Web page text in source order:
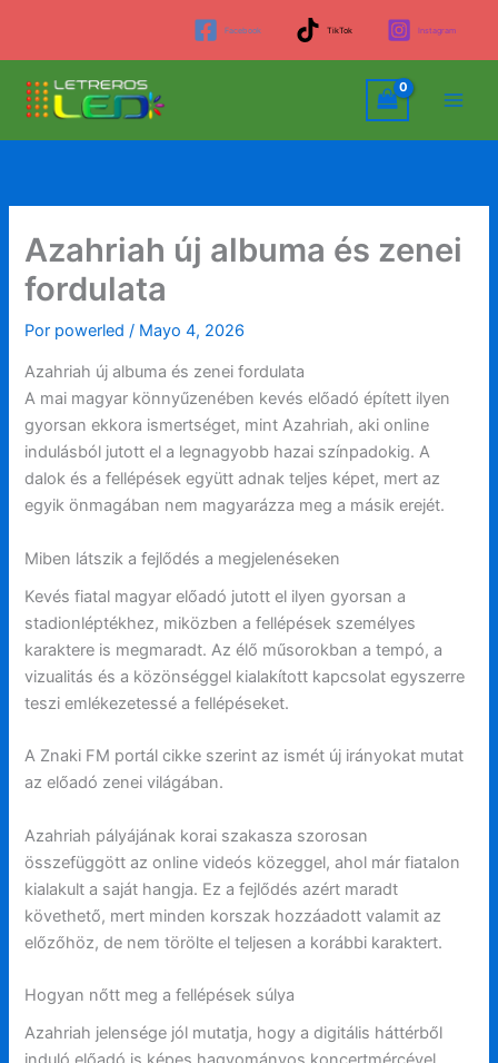
contenido
Facebook TikTok Instagram
Azahriah új albuma és zenei
fordulata
Por powerled/ Mayo 4, 2026
Azahriah új albuma és zenei fordulata
A mai magyar könnyűzenében kevés előadó épített ilyen
gyorsan ekkora ismertséget, mint Azahriah, aki online
indulásból jutott el a legnagyobb hazai színpadokig. A
dalok és a fellépések együtt adnak teljes képet, mert az
egyik önmagában nem magyarázza meg a másik erejét.
Miben látszik a fejlődés a megjelenéseken
Kevés fiatal magyar előadó jutott el ilyen gyorsan a
stadionléptékhez, miközben a fellépések személyes
karaktere is megmaradt. Az élő műsorokban a tempó, a
vizualitás és a közönséggel kialakított kapcsolat egyszerre
teszi emlékezetessé a fellépéseket.
A Znaki FM portál cikke szerint az ismét új irányokat mutat
az előadó zenei világában.
Azahriah pályájának korai szakasza szorosan
összefüggött az online videós közeggel, ahol már fiatalon
kialakult a saját hangja. Ez a fejlődés azért maradt
követhető, mert minden korszak hozzáadott valamit az
előzőhöz, de nem törölte el teljesen a korábbi karaktert.
Hogyan nőtt meg a fellépések súlya
Azahriah jelensége jól mutatja, hogy a digitális háttérből